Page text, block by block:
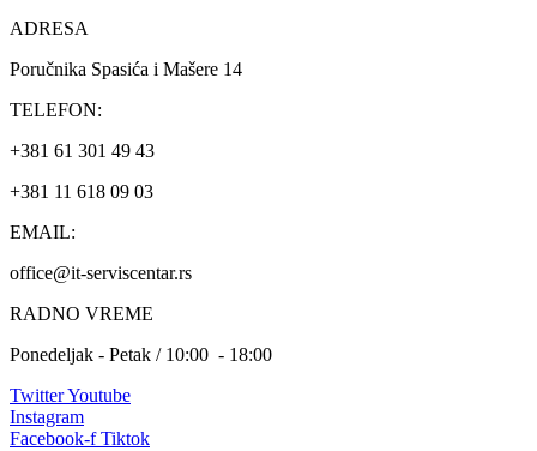
ADRESA
Poručnika Spasića i Mašere 14
TELEFON:
+381 61 301 49 43
+381 11 618 09 03
EMAIL:
office@it-serviscentar.rs
RADNO VREME
Ponedeljak - Petak / 10:00 - 18:00
TwitterYoutube
Instagram
Facebook-f Tiktok